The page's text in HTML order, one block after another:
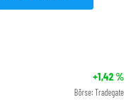
+1,42%
Börse: Tradegate